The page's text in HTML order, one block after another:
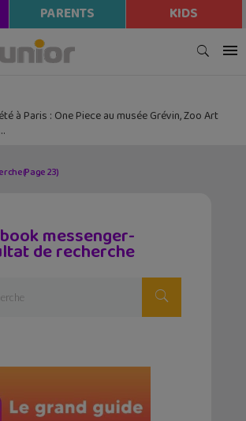
PARENTS KIDS
à Paris : One Piece au musée Grévin, Zoo Art
(Page 23)
messenger-
de recherche